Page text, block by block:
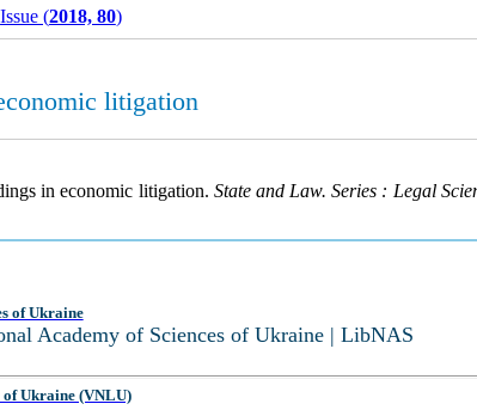
Issue (2018, 80)
litigation
in economic litigation. State and Law. Series : Legal
of Ukraine
Academy of Sciences of Ukraine | LibNAS
Ukraine (VNLU)